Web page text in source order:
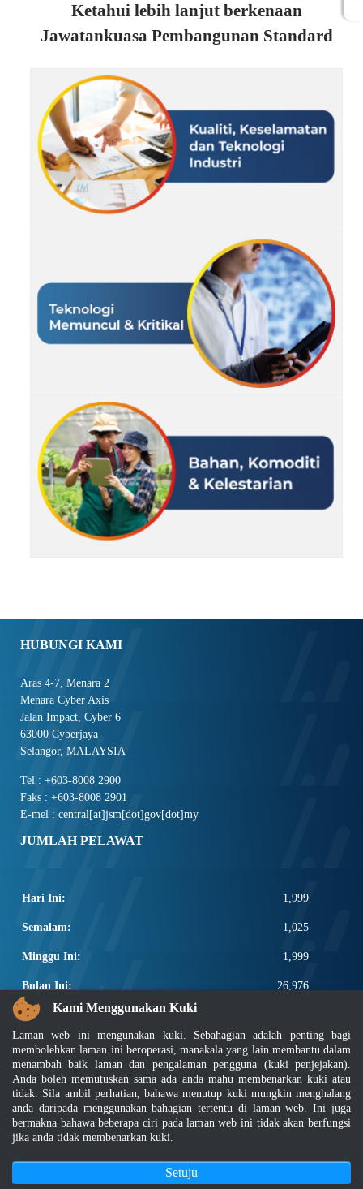
Ketahui lebih lanjut berkenaan
Jawatankuasa Pembangunan Standard
HUBUNGI KAMI
Aras 4-7, Menara 2
Menara Cyber Axis
Jalan Impact, Cyber 6
63000 Cyberjaya
Selangor, MALAYSIA
Tel : +603-8008 2900
Faks : +603-8008 2901
E-mel : central[at]jsm[dot]gov[dot]my
JUMLAH PELAWAT
Hari Ini: 1,999
Semalam: 1,025
Minggu Ini: 1,999
Bulan Ini: 26,976
Total:
PAUTAN POPULAR
Elektroteknikal, ICT dan Pembinaan
Other Notification Search
Regular Notification Search
Notification Subscription
Kami Menggunakan Kuki
Laman web ini mengunakan kuki. Sebahagian adalah penting bagi
membolehkan laman ini beroperasi, manakala yang lain membantu dalam
menambah baik laman dan pengalaman pengguna (kuki penjejakan).
Anda boleh memutuskan sama ada anda mahu membenarkan kuki atau
tidak. Sila ambil perhatian, bahawa menutup kuki mungkin menghalang
anda daripada menggunakan bahagian tertentu di laman web. Ini juga
bermakna bahawa beberapa ciri pada laman web ini tidak akan berfungsi
jika anda tidak membenarkan kuki.
Setuju